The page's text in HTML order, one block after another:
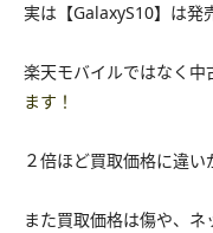
実は【GalaxyS10】は発
楽天モバイルではなく中
ます！
２倍ほど買取価格に違い
また買取価格は傷や、